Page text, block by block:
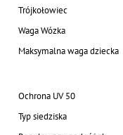
Trójkołowiec
Waga Wózka
Maksymalna waga dziecka
Ochrona UV 50
Typ siedziska